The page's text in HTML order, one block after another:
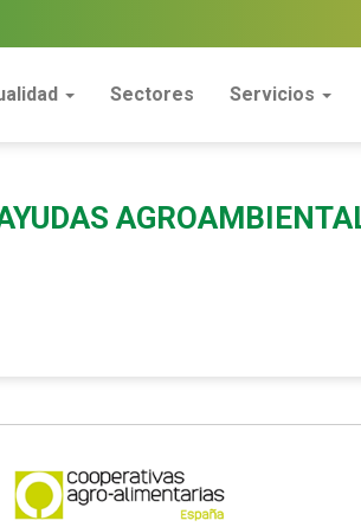
Sectores Servicios